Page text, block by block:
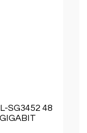
SG3452 48